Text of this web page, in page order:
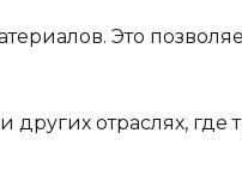
Это
отраслях, где